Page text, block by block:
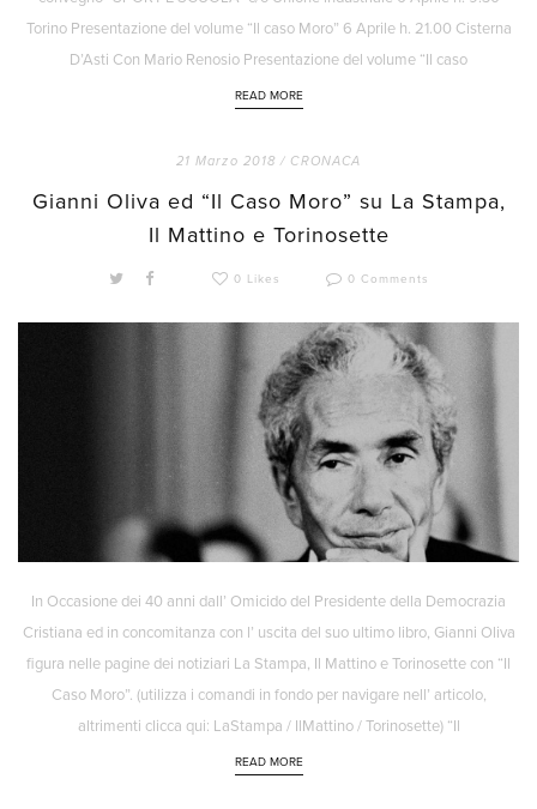
Torino Presentazione del volume “Il caso Moro” 6 Aprile h. 21.00 Cisterna
D’Asti Con Mario Renosio Presentazione del volume “Il caso
READ MORE
21 Marzo 2018 / CRONACA
Gianni Oliva ed “Il Caso Moro” su La Stampa,
Il Mattino e Torinosette
0 Likes 0 Comments
In Occasione dei 40 anni dall’ Omicido del Presidente della Democrazia
Cristiana ed in concomitanza con l’ uscita del suo ultimo libro, Gianni Oliva
figura nelle pagine dei notiziari La Stampa, Il Mattino e Torinosette con “Il
Caso Moro”. (utilizza i comandi in fondo per navigare nell’ articolo,
altrimenti clicca qui: LaStampa / IlMattino / Torinosette) “Il
READ MORE